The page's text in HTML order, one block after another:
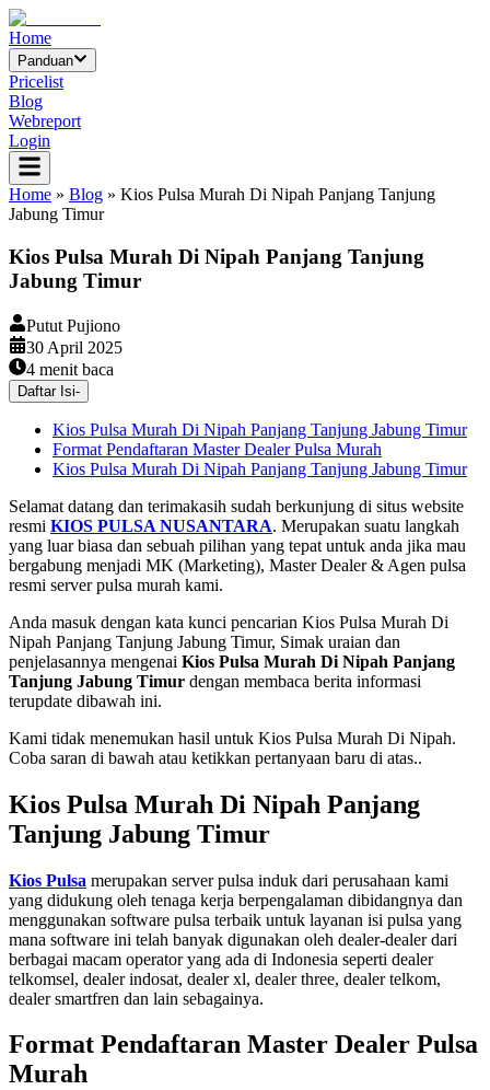
Home
Panduan
Pricelist
Blog
Webreport
Login
Home » Blog » Kios Pulsa Murah Di Nipah Panjang Tanjung
Jabung Timur
Kios Pulsa Murah Di Nipah Panjang Tanjung
Jabung Timur
Putut Pujiono
30 April 2025
4 menit baca
Daftar Isi-
Kios Pulsa Murah Di Nipah Panjang Tanjung Jabung Timur
Format Pendaftaran Master Dealer Pulsa Murah
Kios Pulsa Murah Di Nipah Panjang Tanjung Jabung Timur
Selamat datang dan terimakasih sudah berkunjung di situs website
resmi KIOS PULSA NUSANTARA. Merupakan suatu langkah
yang luar biasa dan sebuah pilihan yang tepat untuk anda jika mau
bergabung menjadi MK (Marketing), Master Dealer & Agen pulsa
resmi server pulsa murah kami.
Anda masuk dengan kata kunci pencarian Kios Pulsa Murah Di
Nipah Panjang Tanjung Jabung Timur, Simak uraian dan
penjelasannya mengenai Kios Pulsa Murah Di Nipah Panjang
Tanjung Jabung Timur dengan membaca berita informasi
terupdate dibawah ini.
Kami tidak menemukan hasil untuk Kios Pulsa Murah Di Nipah.
Coba saran di bawah atau ketikkan pertanyaan baru di atas..
Kios Pulsa Murah Di Nipah Panjang
Tanjung Jabung Timur
Kios Pulsa merupakan server pulsa induk dari perusahaan kami
yang didukung oleh tenaga kerja berpengalaman dibidangnya dan
menggunakan software pulsa terbaik untuk layanan isi pulsa yang
mana software ini telah banyak digunakan oleh dealer-dealer dari
berbagai macam operator yang ada di Indonesia seperti dealer
telkomsel, dealer indosat, dealer xl, dealer three, dealer telkom,
dealer smartfren dan lain sebagainya.
Format Pendaftaran Master Dealer Pulsa
Murah